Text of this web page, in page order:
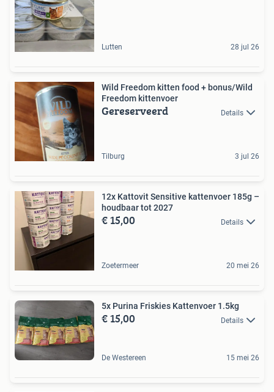
Lutten 28 jul 26
Wild Freedom kitten food + bonus/Wild
Freedom kittenvoer
Gereserveerd Details
Tilburg 3 jul 26
12x Kattovit Sensitive kattenvoer 185g –
houdbaar tot 2027
€ 15,00 Details
Zoetermeer 20 mei 26
5x Purina Friskies Kattenvoer 1.5kg
€ 15,00 Details
De Westereen 15 mei 26